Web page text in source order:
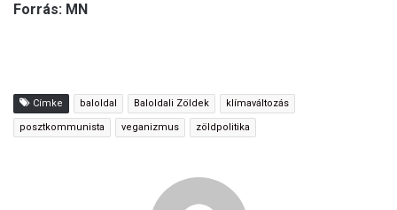
Forrás: MN
Címke baloldal Baloldali Zöldek klímaváltozás
posztkommunista veganizmus zöldpolitika